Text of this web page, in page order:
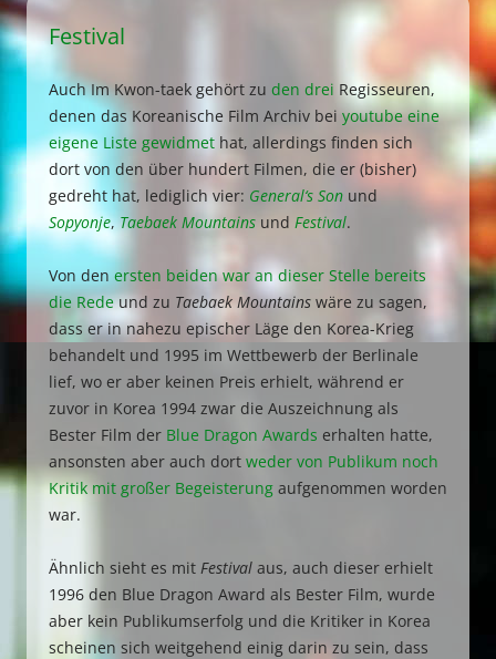
Festival
Auch Im Kwon-taek gehört zu den drei Regisseuren,
denen das Koreanische Film Archiv bei youtube eine
eigene Liste gewidmet hat, allerdings finden sich
dort von den über hundert Filmen, die er (bisher)
gedreht hat, lediglich vier: General‘s Son und
Sopyonje,Taebaek Mountains und Festival.
Von den ersten beiden war an dieser Stelle bereits
die Redeund zu Taebaek Mountains wäre zu sagen,
dass er in nahezu epischer Läge den Korea-Krieg
behandelt und 1995 im Wettbewerb der Berlinale
lief, wo er aber keinen Preis erhielt, während er
zuvor in Korea 1994 zwar die Auszeichnung als
Bester Film der Blue Dragon Awards erhalten hatte,
ansonsten aber auch dort weder von Publikum noch
Kritik mit großer Begeisterung aufgenommen worden
war.
Ähnlich sieht es mit Festival aus, auch dieser erhielt
1996 den Blue Dragon Award als Bester Film, wurde
aber kein Publikumserfolg und die Kritiker in Korea
scheinen sich weitgehend einig darin zu sein, dass